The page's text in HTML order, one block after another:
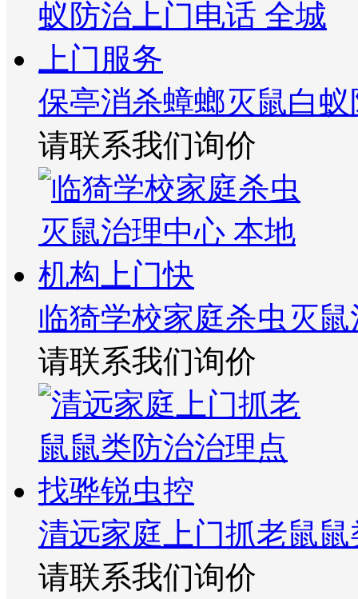
保亭消杀蟑螂灭鼠白
请联系我们询价
临猗学校家庭杀虫灭
请联系我们询价
清远家庭上门抓老鼠
请联系我们询价